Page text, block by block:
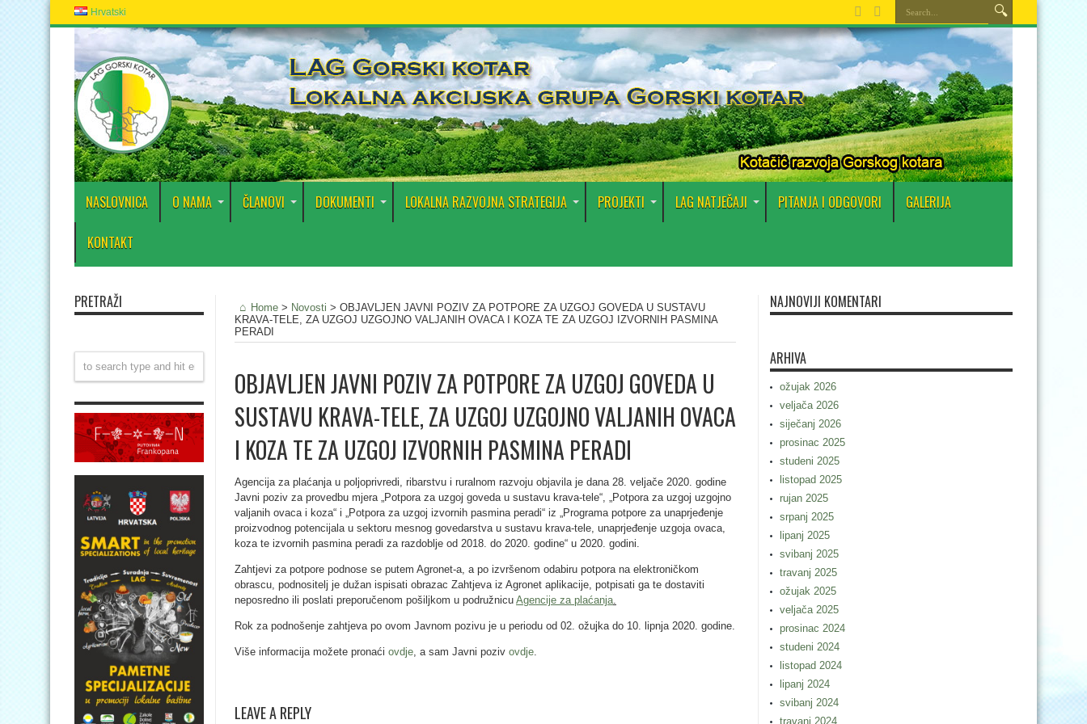
Hrvatski
NASLOVNICA O NAMA ČLANOVI DOKUMENTI LOKALNA RAZVOJNA STRATEGIJA PROJEKTI LAG NATJEČAJI PITANJA I ODGOVORI GALERIJA
KONTAKT
Home > Novosti > OBJAVLJEN JAVNI POZIV ZA POTPORE ZA UZGOJ GOVEDA U SUSTAVU
KRAVA-TELE, ZA UZGOJ UZGOJNO VALJANIH OVACA I KOZA TE ZA UZGOJ IZVORNIH PASMINA
PERADI
OBJAVLJEN JAVNI POZIV ZA POTPORE ZA UZGOJ GOVEDA U
SUSTAVU KRAVA-TELE, ZA UZGOJ UZGOJNO VALJANIH OVACA
I KOZA TE ZA UZGOJ IZVORNIH PASMINA PERADI
Agencija za plaćanja u poljoprivredi, ribarstvu i ruralnom razvoju objavila je dana 28. veljače 2020. godine
Javni poziv za provedbu mjera „Potpora za uzgoj goveda u sustavu krava-tele“, „Potpora za uzgoj uzgojno
valjanih ovaca i koza“ i „Potpora za uzgoj izvornih pasmina peradi“ iz „Programa potpore za unaprjeđenje
proizvodnog potencijala u sektoru mesnog govedarstva u sustavu krava-tele, unaprjeđenje uzgoja ovaca,
koza te izvornih pasmina peradi za razdoblje od 2018. do 2020. godine“ u 2020. godini.
Zahtjevi za potpore podnose se putem Agronet-a, a po izvršenom odabiru potpora na elektroničkom
obrascu, podnositelj je dužan ispisati obrazac Zahtjeva iz Agronet aplikacije, potpisati ga te dostaviti
neposredno ili poslati preporučenom pošiljkom u podružnicu Agencije za plaćanja.
Rok za podnošenje zahtjeva po ovom Javnom pozivu je u periodu od 02. ožujka do 10. lipnja 2020. godine.
Više informacija možete pronaći ovdje, a sam Javni poziv ovdje.
LEAVE A REPLY
PRETRAŽI NAJNOVIJI KOMENTARI
ARHIVA
ožujak 2026
veljača 2026
siječanj 2026
prosinac 2025
studeni 2025
listopad 2025
rujan 2025
srpanj 2025
lipanj 2025
svibanj 2025
travanj 2025
ožujak 2025
veljača 2025
prosinac 2024
studeni 2024
listopad 2024
lipanj 2024
svibanj 2024
travanj 2024